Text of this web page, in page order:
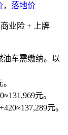
， 落地价
业险 + 上牌
油车需缴纳。以
元。
元。